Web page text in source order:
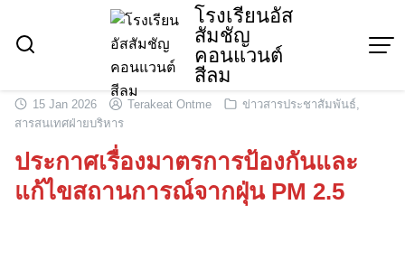
content
โรงเรียนอัส
สัมชัญ
คอนแวนต์
สีลม
15 Jan 2026 Terakeat Ontme ข่าวสารประชาสัมพันธ์,
สารสนเทศฝ่ายบริหาร
ประกาศเรื่องมาตรการป้องกันและ
แก้ไขสถานการณ์จากฝุ่น PM 2.5